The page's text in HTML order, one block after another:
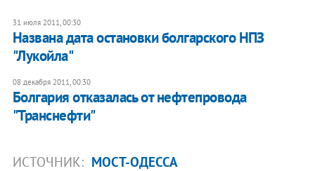
31 июля 2011, 00:30
Названа дата остановки болгарского НПЗ
"Лукойла"
08 декабря 2011, 00:30
Болгария отказалась от нефтепровода
"Транснефти"
ИСТОЧНИК: МОСТ-ОДЕССА